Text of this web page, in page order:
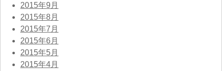
2015年9月
2015年8月
2015年7月
2015年6月
2015年5月
2015年4月